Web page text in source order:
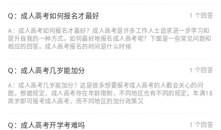
Q：成人高考如何报名才最好
1 个回答
A：成人高考如何报名才最好？成人高考是许多工作人士追求进一步学习和
提升自我的一种方式。如何最好地报名成人高考呢？下面是一些常见问题和
相应的回答。成人高考报名的时间是什么时候
Q：成人高考几岁能加分
1 个回答
A：成人高考几岁能加分？这是很多想要报考成人高考的人都会关心的问
题。根据规定，成人高考存在年龄限制，不同地区也有不同的规定。年满18
周岁即可报考成人高考，而不同地区的加分政策又
Q：成人高考开学考难吗
1 个回答